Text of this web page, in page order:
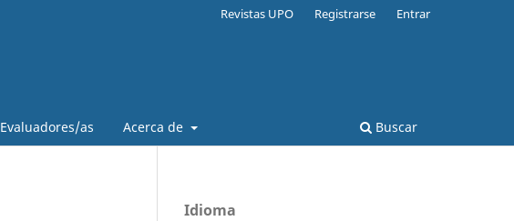
Evaluadores/as Acerca de Buscar
Revistas UPO Registrarse Entrar
Idioma